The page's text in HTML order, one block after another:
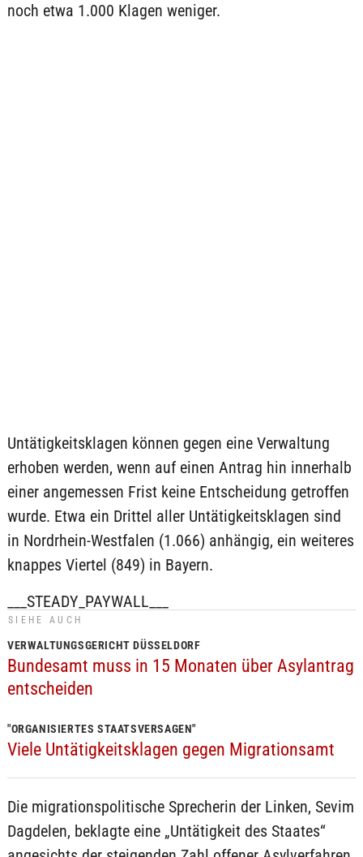
noch etwa 1.000 Klagen weniger.
Untätigkeitsklagen können gegen eine Verwaltung
erhoben werden, wenn auf einen Antrag hin innerhalb
einer angemessen Frist keine Entscheidung getroffen
wurde. Etwa ein Drittel aller Untätigkeitsklagen sind
in Nordrhein-Westfalen (1.066) anhängig, ein weiteres
knappes Viertel (849) in Bayern.
___STEADY_PAYWALL___
SIEHE AUCH
VERWALTUNGSGERICHT DÜSSELDORF
Bundesamt muss in 15 Monaten über Asylantrag
entscheiden
"ORGANISIERTES STAATSVERSAGEN"
Viele Untätigkeitsklagen gegen Migrationsamt
Die migrationspolitische Sprecherin der Linken, Sevim
Dagdelen, beklagte eine „Untätigkeit des Staates“